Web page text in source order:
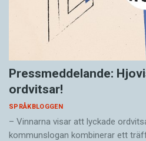
Pressmeddelande:
ordvitsar!
SPRÅKBLOGGEN
– Vinnarna visar att lyckade
kommunslogan kombinerar ett